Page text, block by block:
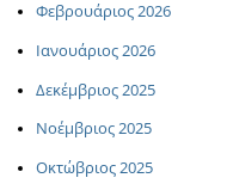
Φεβρουάριος 2026
Ιανουάριος 2026
Δεκέμβριος 2025
Νοέμβριος 2025
Οκτώβριος 2025